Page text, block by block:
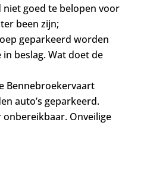
goed te belopen voor
been zijn;
geparkeerd worden
beslag. Wat doet de
Bennebroekervaart
auto’s geparkeerd.
Onveilige